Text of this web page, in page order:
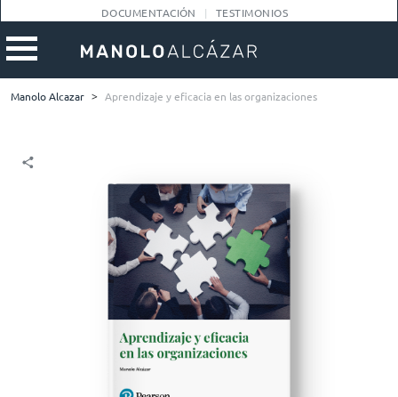
DOCUMENTACIÓN TESTIMONIOS
Manolo Alcazar > Aprendizaje y eficacia en las organizaciones